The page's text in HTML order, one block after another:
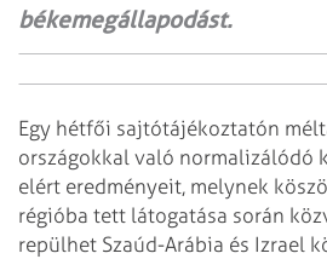
békemegállapodást.
Egy hétfői sajtótájékoztatón
országokkal való normalizálódó
elért eredményeit, melynek
régióba tett látogatása során
repülhet Szaúd-Arábia és Izrael